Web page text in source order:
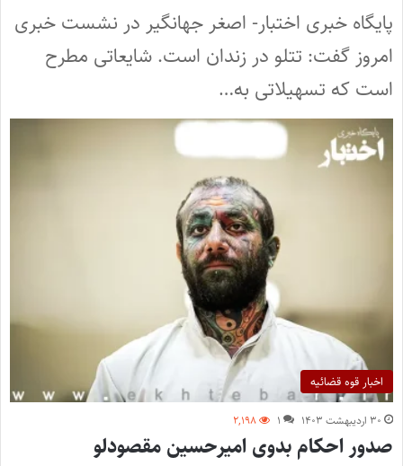
پایگاه خبری اختبار- اصغر جهانگیر در نشست خبری
امروز گفت: تتلو در زندان است. شایعاتی مطرح
است که تسهیلاتی به…
اخبار قوه قضائیه
۳۰ اردیبهشت ۱۴۰۳ ۱ ۲,۱۹۸
صدور احکام بدوی امیرحسین مقصودلو